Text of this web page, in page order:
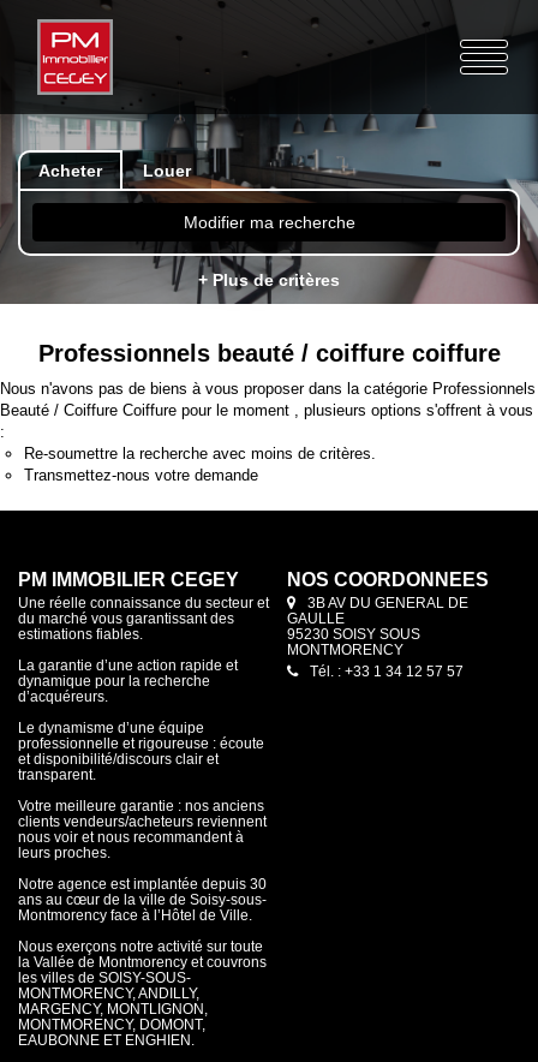
Acheter Louer
Modifier ma recherche
+ Plus de critères
Professionnels beauté / coiffure coiffure
Nous n'avons pas de biens à vous proposer dans la catégorie Professionnels
Beauté / Coiffure Coiffure pour le moment , plusieurs options s'offrent à vous
:
Re-soumettre la recherche avec moins de critères.
Transmettez-nous votre demande
PM IMMOBILIER CEGEY
Une réelle connaissance du secteur et
du marché vous garantissant des
estimations fiables.
La garantie d’une action rapide et
dynamique pour la recherche
d’acquéreurs.
Le dynamisme d’une équipe
professionnelle et rigoureuse : écoute
et disponibilité/discours clair et
transparent.
Votre meilleure garantie : nos anciens
clients vendeurs/acheteurs reviennent
nous voir et nous recommandent à
leurs proches.
Notre agence est implantée depuis 30
ans au cœur de la ville de Soisy-sous-
Montmorency face à l’Hôtel de Ville.
Nous exerçons notre activité sur toute
la Vallée de Montmorency et couvrons
les villes de SOISY-SOUS-
MONTMORENCY, ANDILLY,
MARGENCY, MONTLIGNON,
MONTMORENCY, DOMONT,
EAUBONNE ET ENGHIEN.
NOS COORDONNÉES
3B AV DU GENERAL DE
GAULLE
95230 SOISY SOUS
MONTMORENCY
Tél. : +33 1 34 12 57 57